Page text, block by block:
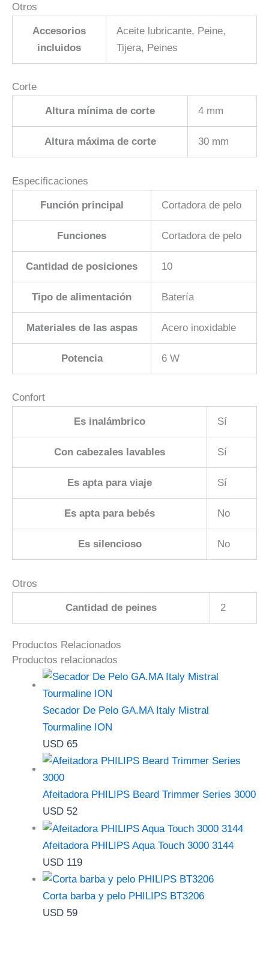
Otros
Accesorios
incluidos
Aceite lubricante, Peine,
Tijera, Peines
Corte
Altura mínima de corte 4 mm
Altura máxima de corte 30 mm
Especificaciones
Función principal Cortadora de pelo
Funciones Cortadora de pelo
Cantidad de posiciones 10
Tipo de alimentación Batería
Materiales de las aspas Acero inoxidable
Potencia 6 W
Confort
Es inalámbrico Sí
Con cabezales lavables Sí
Es apta para viaje Sí
Es apta para bebés No
Es silencioso No
Otros
Cantidad de peines 2
Productos Relacionados
Productos relacionados
Secador De Pelo GA.MA Italy Mistral
Tourmaline ION
USD 65
Afeitadora PHILIPS Beard Trimmer Series 3000
USD 52
Afeitadora PHILIPS Aqua Touch 3000 3144
USD 119
Corta barba y pelo PHILIPS BT3206
USD 59